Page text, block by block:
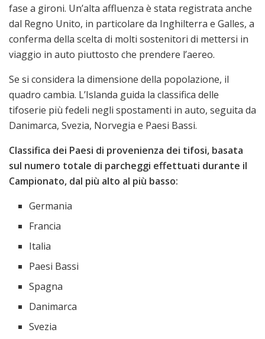
fase a gironi. Un’alta affluenza è stata registrata anche
dal Regno Unito, in particolare da Inghilterra e Galles, a
conferma della scelta di molti sostenitori di mettersi in
viaggio in auto piuttosto che prendere l’aereo.
Se si considera la dimensione della popolazione, il
quadro cambia. L’Islanda guida la classifica delle
tifoserie più fedeli negli spostamenti in auto, seguita da
Danimarca, Svezia, Norvegia e Paesi Bassi.
Classifica dei Paesi di provenienza dei tifosi, basata
sul numero totale di parcheggi effettuati durante il
Campionato, dal più alto al più basso:
Germania
Francia
Italia
Paesi Bassi
Spagna
Danimarca
Svezia